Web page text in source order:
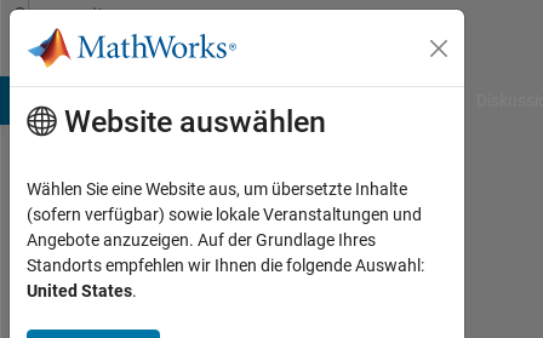
Weiter zum Inhalt
Community
Profile
Qingyu
Texas
A&M
Website auswählen
Wählen Sie eine Website aus, um übersetzte Inhalte
(sofern verfügbar) sowie lokale Veranstaltungen und
Angebote anzuzeigen. Auf der Grundlage Ihres
Standorts empfehlen wir Ihnen die folgende Auswahl:
United States.